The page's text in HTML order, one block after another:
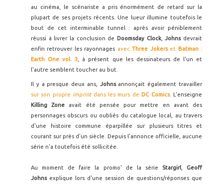
au cinéma, le scénariste a pris énormément de retard sur la
plupart de ses projets récents. Une lueur illumine toutefois le
bout de cet interminable tunnel : après avoir péniblement
réussi à livrer la conclusion de Doomsday Clock,Johnsdevrait
enfin retrouver les rayonnages avecThree Jokers et Batman :
Earth One vol. 3 , à présent que les dessinateurs de l'un et
l'autre semblent toucher au but.
Il y a presque deux ans, Johnsannonçait également travailler
sur son propre imprintdans les murs deDC Comics. L'enseigne
Killing Zone avait été pensée pour mettre en avant des
personnages obscurs ou oubliés du catalogue local, au travers
d'une histoire commune éparpillée sur plusieurs titres et
courant sur près d'un siècle. Depuis l'annonce officielle, aucune
série n'a toutefois été sollicitée.
Au moment de faire la promo' de la série Stargirl, Geoff
Johnsexplique lors d'une session de questions/réponses que